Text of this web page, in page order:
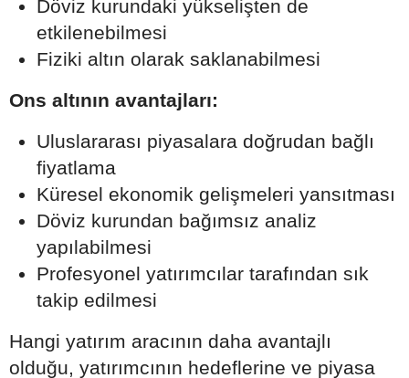
Döviz kurundaki yükselişten de
etkilenebilmesi
Fiziki altın olarak saklanabilmesi
Ons altının avantajları:
Uluslararası piyasalara doğrudan bağlı
fiyatlama
Küresel ekonomik gelişmeleri yansıtması
Döviz kurundan bağımsız analiz
yapılabilmesi
Profesyonel yatırımcılar tarafından sık
takip edilmesi
Hangi yatırım aracının daha avantajlı
olduğu, yatırımcının hedeflerine ve piyasa